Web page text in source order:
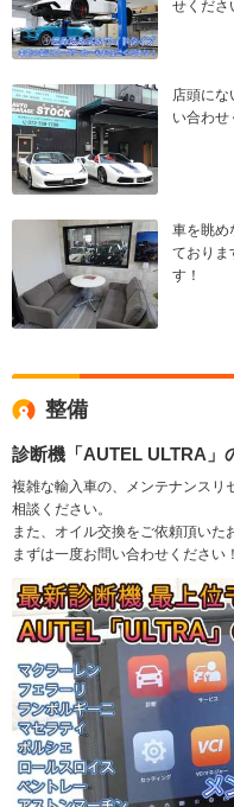
せくださ
店頭にな
い合わせ
車を眺め
ておりま
す！
整備
診断機「AUTEL ULTRA」
複雑な輸入車の、メンテナンスリ
相談ください。
また、オイル交換をご依頼頂いた
まずは一度お問い合わせください！